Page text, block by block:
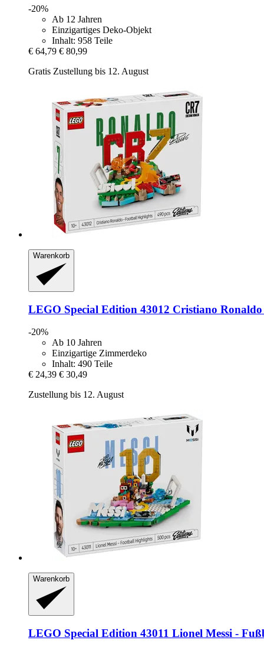
-20%
Ab 12 Jahren
Einzigartiges Deko-Objekt
Inhalt: 958 Teile
€ 64,79 € 80,99
Gratis Zustellung bis 12. August
Warenkorb
LEGO Special Edition 43012 Cristiano
-20%
Ab 10 Jahren
Einzigartige Zimmerdeko
Inhalt: 490 Teile
€ 24,39 € 30,49
Zustellung bis 12. August
Warenkorb
LEGO Special Edition 43011 Lionel Messi -​